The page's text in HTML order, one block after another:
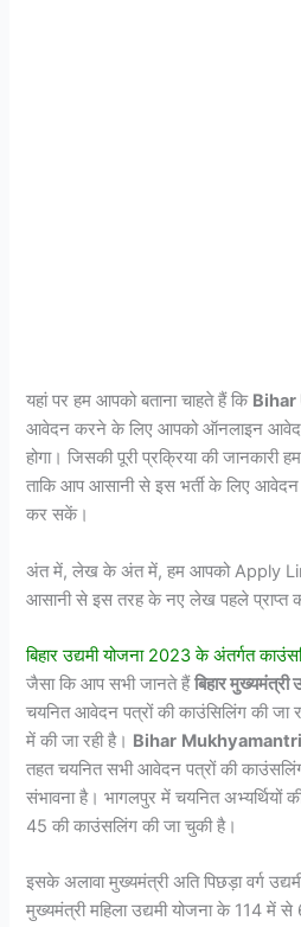
यहां पर हम आपको बताना चाहते हैं कि Bihar
आवेदन करने के लिए आपको ऑनलाइन आवेदन
होगा। जिसकी पूरी प्रक्रिया की
ताकि आप आसानी से इस भर्ती के लिए
कर सकें।
अंत में, लेख के अंत में, हम आपको Apply
आसानी से इस तरह के नए लेख पहले प्राप्त
बिहार उद्यमी योजना 2023 के अंतर्गत
जैसा कि आप सभी जानते हैंबिहार मुख्यमंत्री
चयनित आवेदन पत्रों की काउंसिलिंग की जा
में की जा रही है। Bihar
तहत चयनित सभी आवेदन पत्रों की
संभावना है। भागलपुर में चयनित
45 की काउंसलिंग की जा चुकी है।
इसके अलावा मुख्यमंत्री अति पिछड़ा वर्ग
मुख्यमंत्री महिला उद्यमी योजना के 114 में